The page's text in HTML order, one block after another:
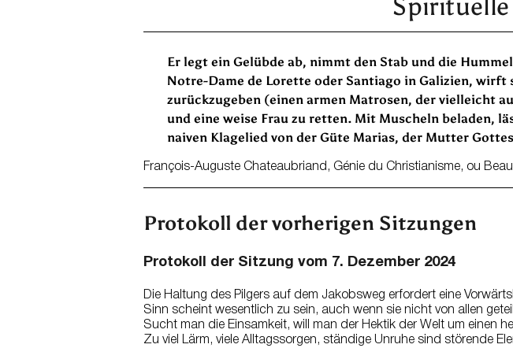
Er legt ein Gelübde ab, nimmt den Stab und die
Notre-Dame de Lorette oder Santiago in Galizien,
zurückzugeben (einen armen Matrosen, der vielleicht
und eine weise Frau zu retten. Mit Muscheln beladen,
naiven Klagelied von der Güte Marias, der Mutter
François-Auguste Chateaubriand, Génie du Christianisme, ou
Protokoll der vorherigen Sitzungen
Protokoll der Sitzung vom 7. Dezember 2024
Die Haltung des Pilgers auf dem Jakobsweg erfordert eine
Sinn scheint wesentlich zu sein, auch wenn sie nicht von allen
Sucht man die Einsamkeit, will man der Hektik der Welt um einen
Zu viel Lärm, viele Alltagssorgen, ständige Unruhe sind störende